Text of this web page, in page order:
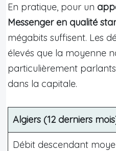
En pratique, pour un
Messenger en qualité
mégabits suffisent. Les
élevés que la moyenne
particulièrement
dans la capitale.
Algiers (12 derniers
Débit descendant